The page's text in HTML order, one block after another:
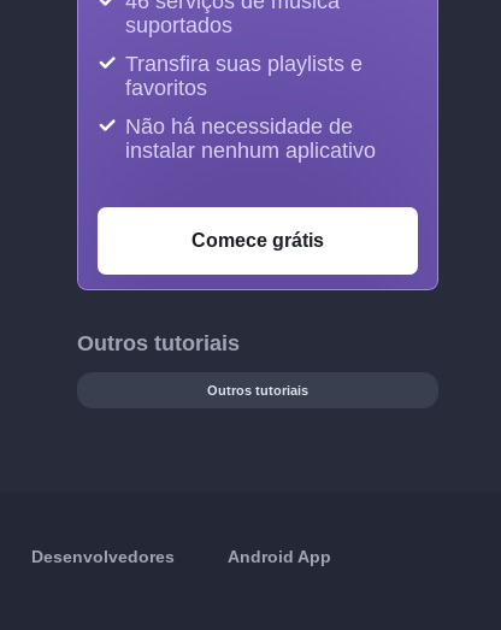
suportados
Transfira suas playlists e
favoritos
Não há necessidade de
instalar nenhum aplicativo
Comece grátis
Outros tutoriais
Outros tutoriais
Desenvolvedores Android App